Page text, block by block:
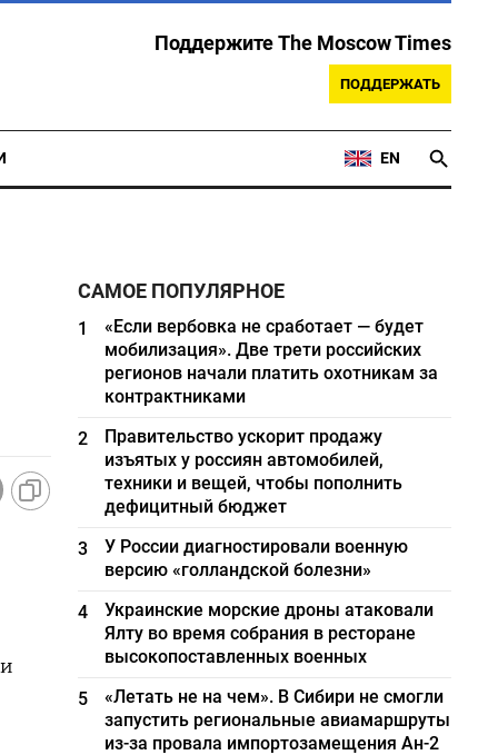
Поддержите The Moscow Times
ПОДДЕРЖАТЬ
EN
САМОЕ ПОПУЛЯРНОЕ
1
«Если вербовка не сработает — будет
мобилизация». Две трети российских
регионов начали платить охотникам за
контрактниками
2
Правительство ускорит продажу
изъятых у россиян автомобилей,
техники и вещей, чтобы пополнить
дефицитный бюджет
3
У России диагностировали военную
версию «голландской болезни»
4
Украинские морские дроны атаковали
Ялту во время собрания в ресторане
высокопоставленных военных
5
«Летать не на чем». В Сибири не смогли
запустить региональные авиамаршруты
из-за провала импортозамещения Ан-2